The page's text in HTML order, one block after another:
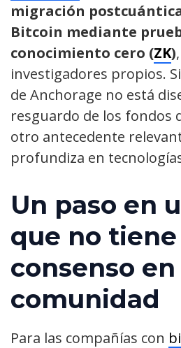
migración
Bitcoin mediante
conocimiento cero (ZK)
investigadores propios.
de Anchorage no está
resguardo de los fondos
otro antecedente
profundiza en
Un paso en
que no tiene
consenso en
comunidad
Para las compañías con